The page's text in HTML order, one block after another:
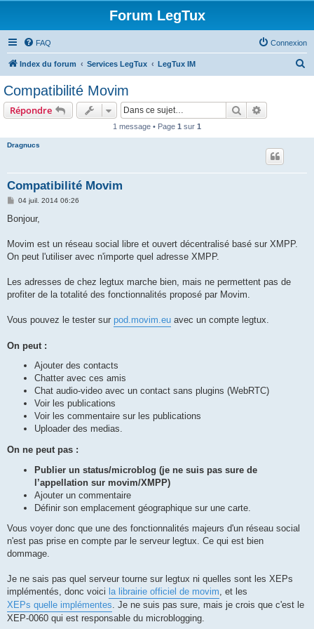
Forum LegTux
FAQ Connexion
Index du forum Services LegTux LegTux IM
Compatibilité Movim
Répondre Rechercher
1 message • Page 1 sur 1
Dragnucs
Compatibilité Movim
M
s
g
04 juil. 2014 06:26
Bonjour,
Movim est un réseau social libre et ouvert décentralisé basé sur XMPP.
On peut l'utiliser avec n'importe quel adresse XMPP.
Les adresses de chez legtux marche bien, mais ne permettent pas de
profiter de la totalité des fonctionnalités proposé par Movim.
Vous pouvez le tester sur pod.movim.eu avec un compte legtux.
On peut :
Ajouter des contacts
Chatter avec ces amis
Chat audio-video avec un contact sans plugins (WebRTC)
Voir les publications
Voir les commentaire sur les publications
Uploader des medias.
On ne peut pas :
Publier un status/microblog (je ne suis pas sure de
l’appellation sur movim/XMPP)
Ajouter un commentaire
Définir son emplacement géographique sur une carte.
Vous voyer donc que une des fonctionnalités majeurs d'un réseau social
n'est pas prise en compte par le serveur legtux. Ce qui est bien
dommage.
Je ne sais pas quel serveur tourne sur legtux ni quelles sont les XEPs
implémentés, donc voici la librairie officiel de movim, et les
XEPs quelle implémentes. Je ne suis pas sure, mais je crois que c'est le
XEP-0060 qui est responsable du microblogging.